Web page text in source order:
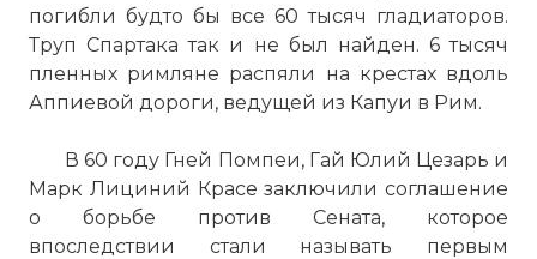
погибли будто бы все 60 тысяч гладиаторов.
Труп Спартака так и не был найден. 6 тысяч
пленных римляне распяли на крестах вдоль
Аппиевой дороги, ведущей из Капуи в Рим.
В 60 году Гней Помпеи, Гай Юлий Цезарь и
Марк Лициний Красе заключили соглашение
о борьбе против Сената, которое
впоследствии стали называть первым